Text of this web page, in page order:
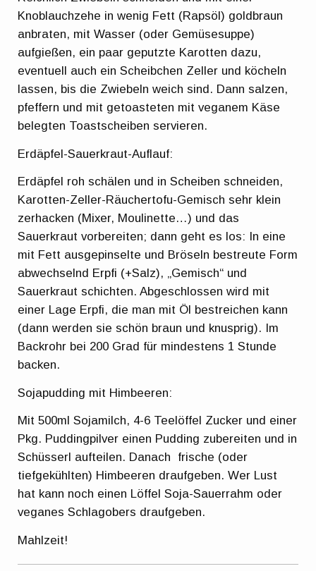
Knoblauchzehe in wenig Fett (Rapsöl) goldbraun
anbraten, mit Wasser (oder Gemüsesuppe)
aufgießen, ein paar geputzte Karotten dazu,
eventuell auch ein Scheibchen Zeller und köcheln
lassen, bis die Zwiebeln weich sind. Dann salzen,
pfeffern und mit getoasteten mit veganem Käse
belegten Toastscheiben servieren.
Erdäpfel-Sauerkraut-Auflauf:
Erdäpfel roh schälen und in Scheiben schneiden,
Karotten-Zeller-Räuchertofu-Gemisch sehr klein
zerhacken (Mixer, Moulinette…) und das
Sauerkraut vorbereiten; dann geht es los: In eine
mit Fett ausgepinselte und Bröseln bestreute Form
abwechselnd Erpfi (+Salz), „Gemisch“ und
Sauerkraut schichten. Abgeschlossen wird mit
einer Lage Erpfi, die man mit Öl bestreichen kann
(dann werden sie schön braun und knusprig). Im
Backrohr bei 200 Grad für mindestens 1 Stunde
backen.
Sojapudding mit Himbeeren:
Mit 500ml Sojamilch, 4-6 Teelöffel Zucker und einer
Pkg. Puddingpilver einen Pudding zubereiten und in
Schüsserl aufteilen. Danach frische (oder
tiefgekühlten) Himbeeren draufgeben. Wer Lust
hat kann noch einen Löffel Soja-Sauerrahm oder
veganes Schlagobers draufgeben.
Mahlzeit!